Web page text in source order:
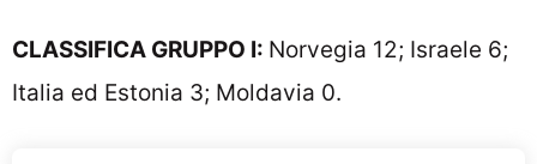
CLASSIFICA GRUPPO I: Norvegia 12; Israele 6;
Italia ed Estonia 3; Moldavia 0.